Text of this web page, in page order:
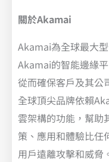
關於Akamai
Akamai為全球最大
Akamai的智能邊緣
從而確保客戶及其公
全球頂尖品牌依賴
雲架構的功能，幫助
策、應用和體驗比任
用戶遠離攻擊和威脅